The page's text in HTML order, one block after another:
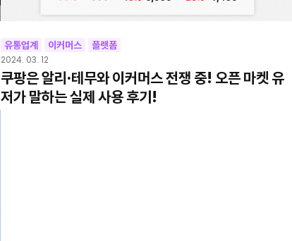
유통업계 이커머스 플랫폼
2024. 03. 12
쿠팡은 알리·테무와 이커머스 전쟁 중! 오픈 마켓 유
저가 말하는 실제 사용 후기!